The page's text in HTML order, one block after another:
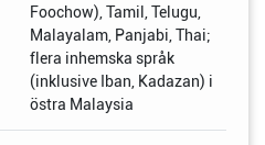
Foochow), Tamil, Telugu,
Malayalam, Panjabi, Thai;
flera inhemska språk
(inklusive Iban, Kadazan) i
östra Malaysia